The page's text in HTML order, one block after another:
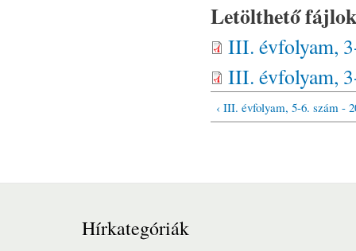
Letölthető
III. évfolyam,
III. évfolyam,
‹ III. évfolyam, 5-6. szám -
Hírkategóriák